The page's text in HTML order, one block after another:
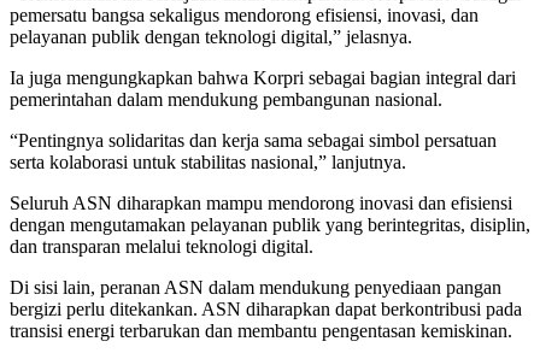
pemersatu bangsa sekaligus mendorong efisiensi, inovasi, dan
pelayanan publik dengan teknologi digital,” jelasnya.
Ia juga mengungkapkan bahwa Korpri sebagai bagian integral dari
pemerintahan dalam mendukung pembangunan nasional.
“Pentingnya solidaritas dan kerja sama sebagai simbol persatuan
serta kolaborasi untuk stabilitas nasional,” lanjutnya.
Seluruh ASN diharapkan mampu mendorong inovasi dan efisiensi
dengan mengutamakan pelayanan publik yang berintegritas, disiplin,
dan transparan melalui teknologi digital.
Di sisi lain, peranan ASN dalam mendukung penyediaan pangan
bergizi perlu ditekankan. ASN diharapkan dapat berkontribusi pada
transisi energi terbarukan dan membantu pengentasan kemiskinan.